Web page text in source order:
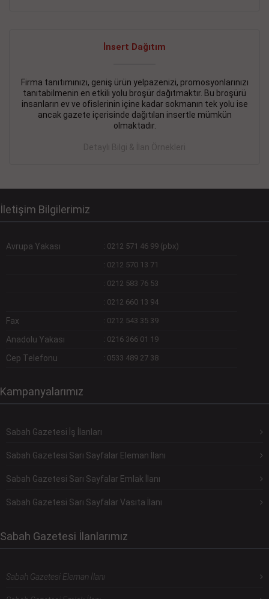
İnsert Dağıtım
Firma tanıtımınızı, geniş ürün yelpazenizi, promosyonlarınızı
tanıtabilmenin en etkili yolu broşür dağıtmaktır. Bu broşürü
insanların ev ve ofislerinin içine kadar sokmanın tek yolu ise
ancak gazete içerisinde dağıtılan insertle mümkün
olmaktadır.
Detaylı Bilgi & İlan Örnekleri
İletişim Bilgilerimiz
Avrupa Yakası : 0212 571 46 99 (pbx)
: 0212 570 13 71
: 0212 583 76 53
: 0212 660 13 94
Fax : 0212 543 35 39
Anadolu Yakası : 0216 366 01 19
Cep Telefonu : 0533 489 27 38
Kampanyalarımız
Sabah Gazetesi İş İlanları
Sabah Gazetesi Sarı Sayfalar Eleman İlanı
Sabah Gazetesi Sarı Sayfalar Emlak İlanı
Sabah Gazetesi Sarı Sayfalar Vasıta İlanı
Sabah Gazetesi İlanlarımız
Sabah Gazetesi Eleman İlanı
DEVREMÜLK KİRALIK İlanı- 11.09.2018
SİNYE Tekstile Şoförlüğü olan 35 yaşını aşmamış, Depo
elemanı alınacaktır. Osmanbey, Şişli
Devamını Gör